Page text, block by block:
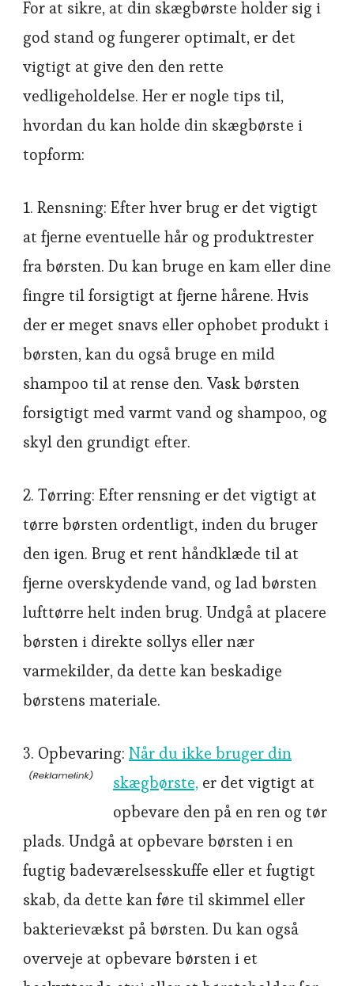
For at sikre, at din skægbørste holder sig i
god stand og fungerer optimalt, er det
vigtigt at give den den rette
vedligeholdelse. Her er nogle tips til,
hvordan du kan holde din skægbørste i
topform:
1. Rensning: Efter hver brug er det vigtigt
at fjerne eventuelle hår og produktrester
fra børsten. Du kan bruge en kam eller dine
fingre til forsigtigt at fjerne hårene. Hvis
der er meget snavs eller ophobet produkt i
børsten, kan du også bruge en mild
shampoo til at rense den. Vask børsten
forsigtigt med varmt vand og shampoo, og
skyl den grundigt efter.
2. Tørring: Efter rensning er det vigtigt at
tørre børsten ordentligt, inden du bruger
den igen. Brug et rent håndklæde til at
fjerne overskydende vand, og lad børsten
lufttørre helt inden brug. Undgå at placere
børsten i direkte sollys eller nær
varmekilder, da dette kan beskadige
børstens materiale.
3. Opbevaring: Når du ikke bruger din
skægbørste, er det vigtigt at
opbevare den på en ren og tør
plads. Undgå at opbevare børsten i en
fugtig badeværelsesskuffe eller et fugtigt
skab, da dette kan føre til skimmel eller
bakterievækst på børsten. Du kan også
overveje at opbevare børsten i et